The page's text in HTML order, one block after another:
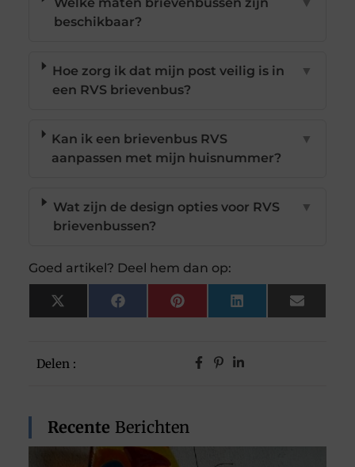
Delen :
Recente Berichten
beschikbaar?
Hoe zorg ik dat mijn post veilig is in
een RVS brievenbus?
▼
Kan ik een brievenbus RVS
aanpassen met mijn huisnummer?
▼
Wat zijn de design opties voor RVS
brievenbussen?
▼
Goed artikel? Deel hem dan op:
X
(Twitter)
FacebookPinterestLinkedInEmail